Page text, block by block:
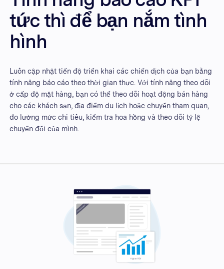
tức thì để bạn nắm tình
hình
Luôn cập nhật tiến độ triển khai các chiến dịch của bạn bằng
tính năng báo cáo theo thời gian thực. Với tính năng theo dõi
ở cấp độ mặt hàng, bạn có thể theo dõi hoạt động bán hàng
cho các khách sạn, địa điểm du lịch hoặc chuyến tham quan,
đo lường mức chi tiêu, kiểm tra hoa hồng và theo dõi tỷ lệ
chuyển đổi của mình.